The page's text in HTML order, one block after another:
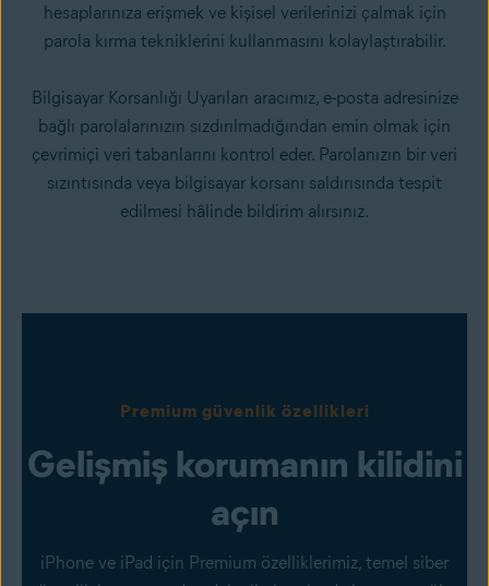
hesaplarınıza erişmek ve kişisel verilerinizi çalmak için
parola kırma tekniklerini kullanmasını kolaylaştırabilir.
Bilgisayar Korsanlığı Uyarıları aracımız, e-posta adresinize
bağlı parolalarınızın sızdırılmadığından emin olmak için
çevrimiçi veri tabanlarını kontrol eder. Parolanızın bir veri
sızıntısında veya bilgisayar korsanı saldırısında tespit
edilmesi hâlinde bildirim alırsınız.
Premium güvenlik özellikleri
Gelişmiş korumanın kilidini
açın
iPhone ve iPad için Premium özelliklerimiz, temel siber